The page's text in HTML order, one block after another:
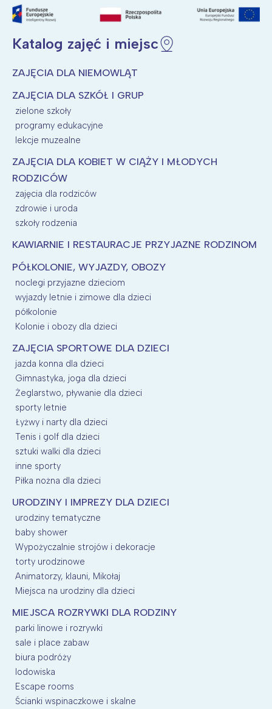
Katalog zajęć i miejsc
ZAJĘCIA DLA NIEMOWLĄT
ZAJĘCIA DLA SZKÓŁ I GRUP
zielone szkoły
programy edukacyjne
lekcje muzealne
ZAJĘCIA DLA KOBIET W CIĄŻY I MŁODYCH
RODZICÓW
zajęcia dla rodziców
zdrowie i uroda
szkoły rodzenia
KAWIARNIE I RESTAURACJE PRZYJAZNE RODZINOM
PÓŁKOLONIE, WYJAZDY, OBOZY
noclegi przyjazne dzieciom
wyjazdy letnie i zimowe dla dzieci
półkolonie
Kolonie i obozy dla dzieci
ZAJĘCIA SPORTOWE DLA DZIECI
jazda konna dla dzieci
Gimnastyka, joga dla dzieci
Żeglarstwo, pływanie dla dzieci
sporty letnie
Łyżwy i narty dla dzieci
Tenis i golf dla dzieci
sztuki walki dla dzieci
inne sporty
Piłka nożna dla dzieci
URODZINY I IMPREZY DLA DZIECI
urodziny tematyczne
baby shower
Wypożyczalnie strojów i dekoracje
torty urodzinowe
Animatorzy, klauni, Mikołaj
Miejsca na urodziny dla dzieci
MIEJSCA ROZRYWKI DLA RODZINY
parki linowe i rozrywki
sale i place zabaw
biura podróży
lodowiska
Escape rooms
Ścianki wspinaczkowe i skalne